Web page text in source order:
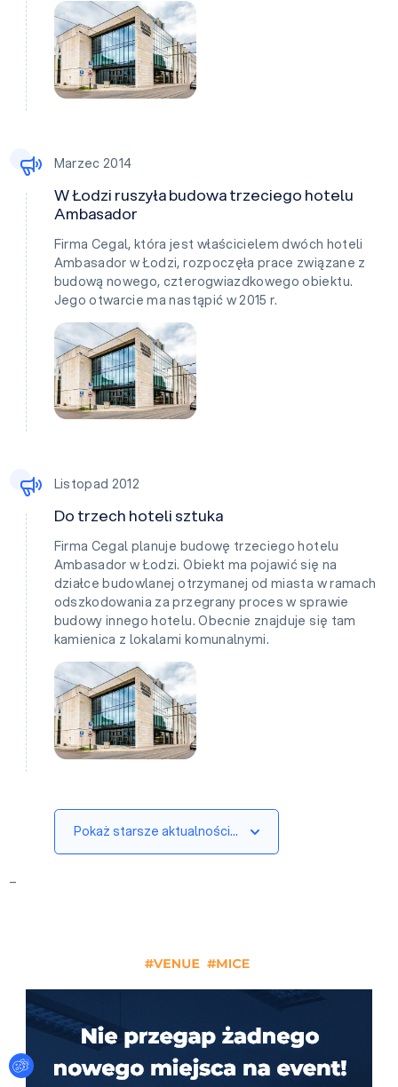
Marzec 2014
W Łodzi ruszyła budowa trzeciego hotelu
Ambasador
Firma Cegal, która jest właścicielem dwóch hoteli
Ambasador w Łodzi, rozpoczęła prace związane z
budową nowego, czterogwiazdkowego obiektu.
Jego otwarcie ma nastąpić w 2015 r.
Listopad 2012
Do trzech hoteli sztuka
Firma Cegal planuje budowę trzeciego hotelu
Ambasador w Łodzi. Obiekt ma pojawić się na
działce budowlanej otrzymanej od miasta w ramach
odszkodowania za przegrany proces w sprawie
budowy innego hotelu. Obecnie znajduje się tam
kamienica z lokalami komunalnymi.
Pokaż starsze aktualności…
Ustawienia plików cookies